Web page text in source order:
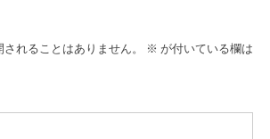
れることはありません。 ※ が付いている欄は